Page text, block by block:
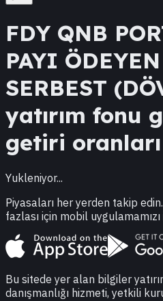
FDY QNB
PAYI
SERBEST
yatırım fonu
getiri
Yukleniyor...
Piyasaları her yerden takip
fazlası için mobil uygulamamızı
Bu sitede yer alan bilgiler
danışmanlığı hizmeti, yetkili